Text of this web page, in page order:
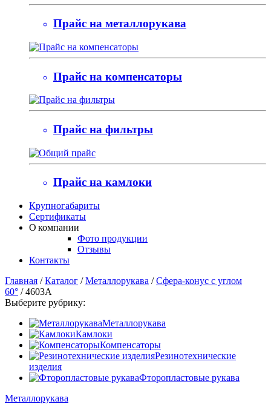
Прайс на металлорукава
Прайс на компенсаторы
Прайс на фильтры
Прайс на камлоки
Крупногабариты
Сертификаты
О компании
Фото продукции
Отзывы
Контакты
Главная /Каталог /Металлорукава /Сфера-конус с углом
60° /4603А
Выберите рубрику:
Металлорукава
Камлоки
Компенсаторы
Резинотехнические
изделия
Фторопластовые рукава
Металлорукава